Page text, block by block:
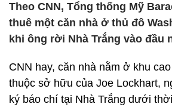
Theo CNN, Tổng thống Mỹ
thuê một căn nhà ở thủ đô
khi ông rời Nhà Trắng vào đầu
CNN hay, căn nhà nằm ở khu
thuộc sở hữu của Joe Lockhart,
ký báo chí tại Nhà Trắng dưới